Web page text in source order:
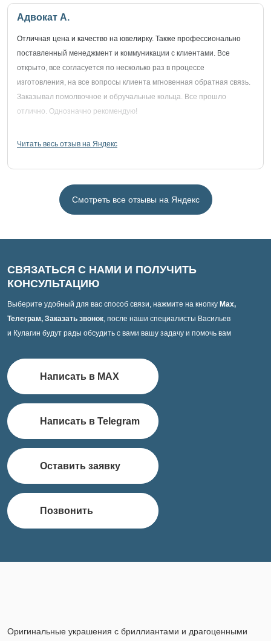
Адвокат А.
Отличная цена и качество на ювелирку. Также профессионально
поставленный менеджмент и коммуникации с клиентами. Все
открыто, все согласуется по несколько раз в процессе
изготовления, на все вопросы клиента мгновенная обратная связь.
Заказывал помолвочное и обручальные кольца. Все прошло
отлично. Однозначно рекомендую!
Читать весь отзыв на Яндекс
Смотреть все отзывы на Яндекс
СВЯЗАТЬСЯ С НАМИ И ПОЛУЧИТЬ
КОНСУЛЬТАЦИЮ
Выберите удобный для вас способ связи, нажмите на кнопку Max,
Телеграм, Заказать звонок, после наши специалисты Васильев
и Кулагин будут рады обсудить с вами вашу задачу и помочь вам
Написать в MAX
Написать в Telegram
Оставить заявку
Позвонить
Оригинальные украшения с бриллиантами и драгоценными